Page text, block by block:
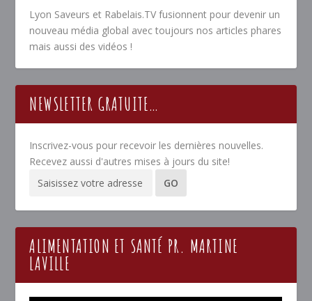
Lyon Saveurs et Rabelais.TV fusionnent pour devenir un
nouveau média global avec toujours nos articles phares
mais aussi des vidéos !
NEWSLETTER GRATUITE…
Inscrivez-vous pour recevoir les dernières nouvelles.
Recevez aussi d'autres mises à jours du site!
ALIMENTATION ET SANTÉ PR. MARTINE
LAVILLE